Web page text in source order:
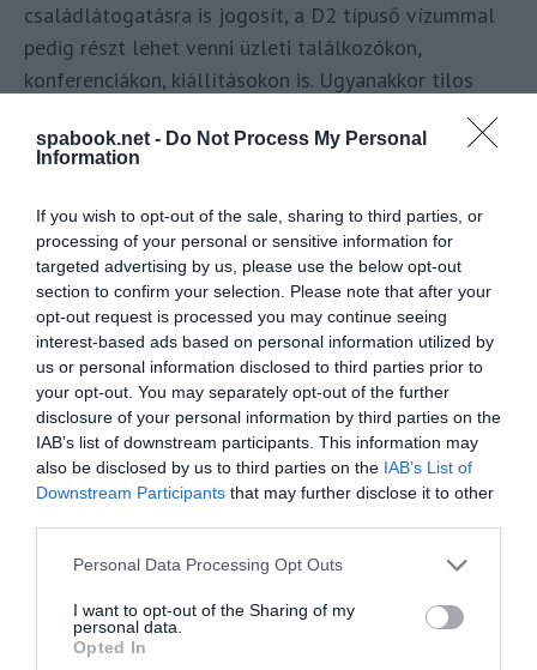
spabook.net - Do Not Process My Personal
Information
If you wish to opt-out of the sale, sharing to third parties, or
processing of your personal or sensitive information for
targeted advertising by us, please use the below opt-out
section to confirm your selection. Please note that after your
opt-out request is processed you may continue seeing
interest-based ads based on personal information utilized by
us or personal information disclosed to third parties prior to
your opt-out. You may separately opt-out of the further
disclosure of your personal information by third parties on the
IAB’s list of downstream participants. This information may
also be disclosed by us to third parties on the IAB’s List of
Downstream Participants that may further disclose it to other
Please note that this website/app uses one or more Google
not limited to your visit or usage behaviour. You may click to
grant or deny consent to Google and its third-party tags to
use your data for below specified purposes in below Google
Personal Data Processing Opt Outs
I want to opt-out of the Sharing of my
personal data.
Opted In
családlátogatásra is jogosít, a D2 típuső vízummal
pedig részt lehet venni üzleti találkozókon,
konferenciákon, kiállításokon is. Ugyanakkor tilos
munkaviszonyban dolgozni indonéziai
A D1 vízum igénylése előtt a legfontosabb részletek,
amelyekre érdemes odafigyelni, hogy a kérelmezőnek
legalább 6 hónapig érvényes útlevéllel kell
jelentkeznie, igazolnia kell, hogy legalább 2000 USD,
vagy azzal egyenértékű megtakarítást tud igazolni a
megélhetési költségek fedezésére, valamint csatolni
kell egy friss színes fényképet és további
dokumentumokat, mint például meghívó levél.
A turistáknak erősen ajánlott, hogy csak olyan
ajánlásokkal rendelkeznek, és fokozottan ügyeljenek
a csaló és átverő vízumügynöki szolgáltatásokra,
különösen az interneten.
Rengeteg kamu, átverő,